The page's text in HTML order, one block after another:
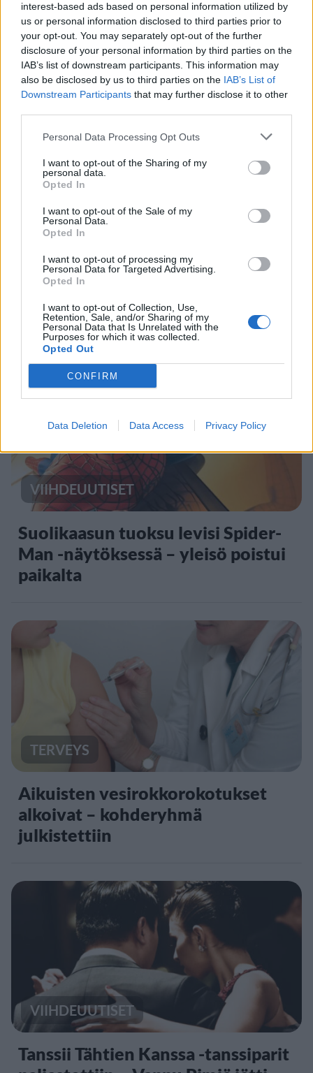
interest-based ads based on personal information utilized by
us or personal information disclosed to third parties prior to
your opt-out. You may separately opt-out of the further
disclosure of your personal information by third parties on the
IAB’s list of downstream participants. This information may
also be disclosed by us to third parties on the IAB’s List of
Downstream Participants that may further disclose it to other
Personal Data Processing Opt Outs
I want to opt-out of the Sharing of my
personal data.
Opted In
I want to opt-out of the Sale of my
Personal Data.
Opted In
I want to opt-out of processing my
Personal Data for Targeted Advertising.
Opted In
I want to opt-out of Collection, Use,
Retention, Sale, and/or Sharing of my
Personal Data that Is Unrelated with the
Purposes for which it was collected.
Opted Out
CONFIRM
Data Deletion Data Access Privacy Policy
UUTISET
F/A-18 Hornet jyrähtää ylilennolle
Jyväskylässä – katuja suljetaan
4
Moottoripyöräilijä pakeni poliisia
– tutkaan hurja ylinopeus
5
VIIHDEUUTISET
Suolikaasun tuoksu levisi Spider-
Man -näytöksessä – yleisö poistui
paikalta
TERVEYS
Aikuisten vesirokkorokotukset
alkoivat – kohderyhmä
julkistettiin
VIIHDEUUTISET
Tanssii Tähtien Kanssa -tanssiparit